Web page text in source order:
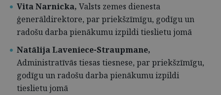
Vita Narnicka, Valsts zemes dienesta
ģenerāldirektore, par priekšzīmīgu, godīgu un
radošu darba pienākumu izpildi tieslietu jomā
Natālija Laveniece-Straupmane,
Administratīvās tiesas tiesnese, par priekšzīmīgu,
godīgu un radošu darba pienākumu izpildi
tieslietu jomā